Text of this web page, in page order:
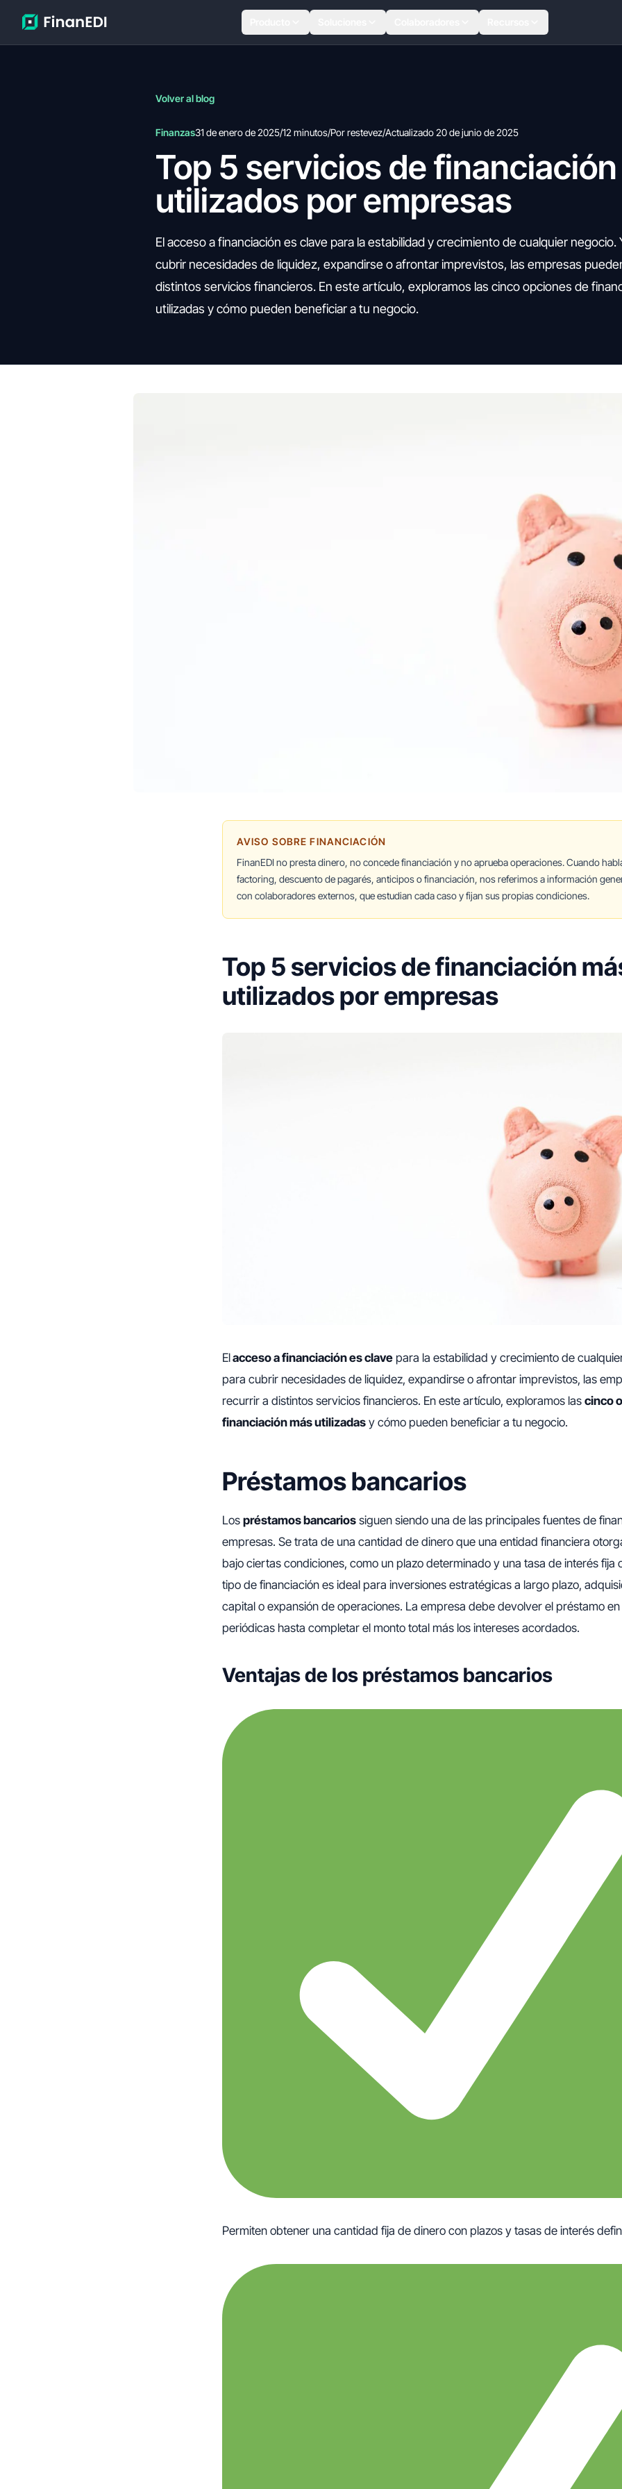
Volver al blog
Finanzas31 de enero de 2025/12 minutos/Por restevez/Actualizado 20 de junio de 2025
Top 5 servicios de
utilizados por empresas
El acceso a financiación es clave para la estabilidad y crecimiento de cualquier negocio.
cubrir necesidades de liquidez, expandirse o afrontar imprevistos, las empresas
distintos servicios financieros. En este artículo, exploramos las cinco opciones de
utilizadas y cómo pueden beneficiar a tu negocio.
AVISO SOBRE FINANCIACIÓN
FinanEDI no presta dinero, no concede financiación y no aprueba operaciones. Cuando
factoring, descuento de pagarés, anticipos o financiación, nos referimos a información
con colaboradores externos, que estudian cada caso y fijan sus propias condiciones.
Top 5 servicios de financiación
utilizados por empresas
Elacceso a financiación es clave para la estabilidad y crecimiento de
para cubrir necesidades de liquidez, expandirse o afrontar imprevistos, las
recurrir a distintos servicios financieros. En este artículo, exploramos las cinco
financiación más utilizadas y cómo pueden beneficiar a tu negocio.
Préstamos bancarios
Los préstamos bancarios siguen siendo una de las principales fuentes de
empresas. Se trata de una cantidad de dinero que una entidad financiera
bajo ciertas condiciones, como un plazo determinado y una tasa de interés fija
tipo de financiación es ideal para inversiones estratégicas a largo plazo,
capital o expansión de operaciones. La empresa debe devolver el préstamo
periódicas hasta completar el monto total más los intereses acordados.
Ventajas de los préstamos bancarios
Permiten obtener una cantidad fija de dinero con plazos y tasas de interés